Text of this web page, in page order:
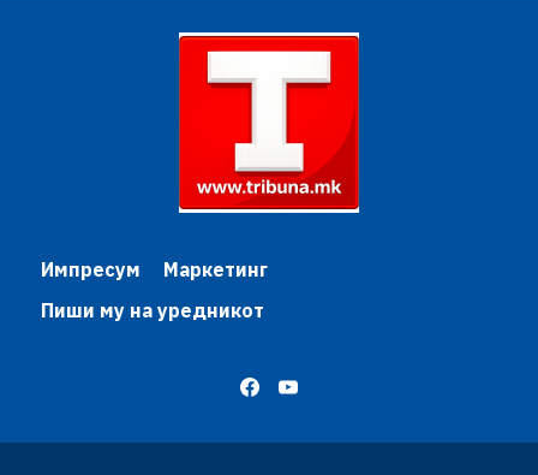
Импресум
Маркетинг
Пиши му на уредникот